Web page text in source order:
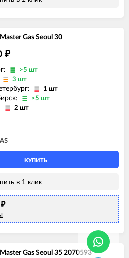
Gas Seoul 30
₽
>5 шт
3 шт
1 шт
>5 шт
2 шт
КУПИТЬ
в 1 клик
₽
Gas Seoul 35 2070593